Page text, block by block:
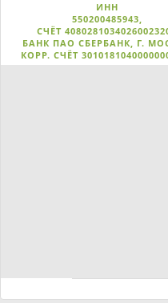
ИНН
550200485943,
СЧЁТ
БАНК ПАО СБЕРБАНК, Г.
КОРР. СЧЁТ